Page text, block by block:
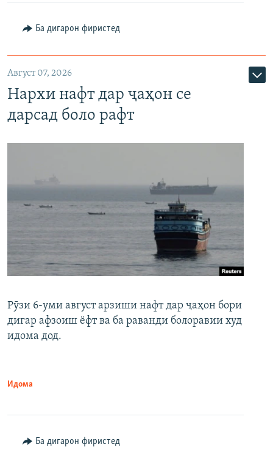
Ба дигарон фиристед
Август 07, 2026
Нархи нафт дар ҷаҳон се
дарсад боло рафт
Рӯзи 6-уми август арзиши нафт дар ҷаҳон бори
дигар афзоиш ёфт ва ба раванди болоравии худ
идома дод.
Идома
Ба дигарон фиристед